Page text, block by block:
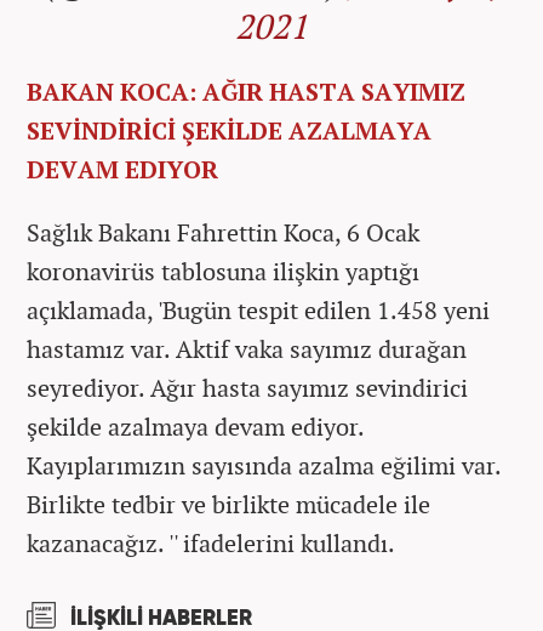
2021
BAKAN KOCA: AĞIR HASTA SAYIMIZ
SEVİNDİRİCİ ŞEKİLDE AZALMAYA
DEVAM EDIYOR
Sağlık Bakanı Fahrettin Koca, 6 Ocak
koronavirüs tablosuna ilişkin yaptığı
açıklamada, 'Bugün tespit edilen 1.458 yeni
hastamız var. Aktif vaka sayımız durağan
seyrediyor. Ağır hasta sayımız sevindirici
şekilde azalmaya devam ediyor.
Kayıplarımızın sayısında azalma eğilimi var.
Birlikte tedbir ve birlikte mücadele ile
kazanacağız. '' ifadelerini kullandı.
İLİŞKİLİ HABERLER